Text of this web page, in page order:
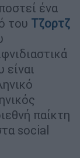
ένα
του Τζορτζ
παίκτη
social